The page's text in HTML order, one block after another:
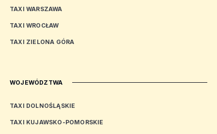
TAXI WARSZAWA
TAXI WROCŁAW
TAXI ZIELONA GÓRA
WOJEWÓDZTWA
TAXI DOLNOŚLĄSKIE
TAXI KUJAWSKO-POMORSKIE